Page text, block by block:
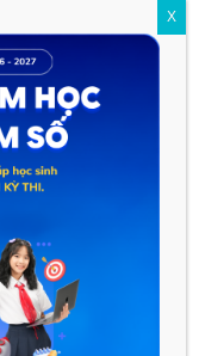
em trong quá trình
X